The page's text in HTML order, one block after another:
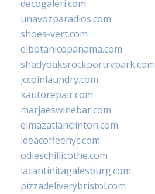
decogaleri.com
unavozparadios.com
shoes-vert.com
elbotanicopanama.com
shadyoaksrockportrvpark.com
jccoinlaundry.com
kautorepair.com
marjaeswinebar.com
elmazatlanclinton.com
ideacoffeenyc.com
odieschillicothe.com
lacantinitagalesburg.com
pizzadeliverybristol.com